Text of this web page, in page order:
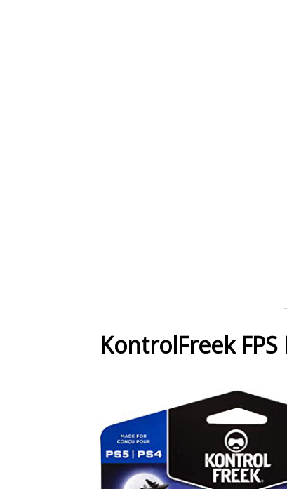
KontrolFreek